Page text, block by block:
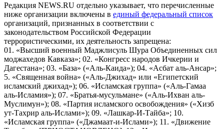
Редакция NEWS.RU отдельно указывает, что перечисленные
ниже организации включены в единый федеральный список
организаций, признанных в соответствии с
законодательством Российской Федерации
террористическими, их деятельность запрещена:
01. «Высший военный Маджлисуль Шура Объединенных сил
моджахедов Кавказа»; 02. «Конгресс народов Ичкерии и
Дагестана»; 03. «База» («Аль-Каида»); 04. «Асбат аль-Ансар»;
5. «Священная война» («Аль-Джихад» или «Египетский
исламский джихад»); 06. «Исламская группа» («Аль-Гамаа
аль-Исламия»); 07. «Братья-мусульмане» («Аль-Ихван аль-
Муслимун»); 08. «Партия исламского освобождения» («Хизб
ут-Тахрир аль-Ислами»); 09. «Лашкар-И-Тайба»; 10.
«Исламская группа» («Джамаат-и-Ислами»); 11. «Движение